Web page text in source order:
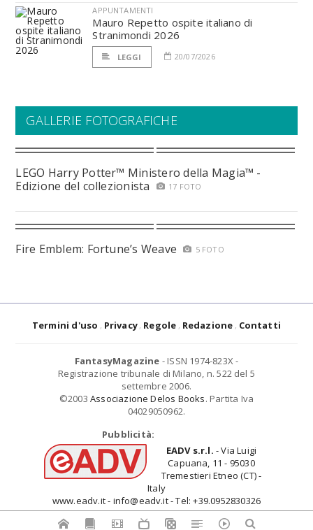
APPUNTAMENTI
Mauro Repetto ospite italiano di
Stranimondi 2026
LEGGI 20/07/2026
GALLERIE FOTOGRAFICHE
LEGO Harry Potter™ Ministero della Magia™ -
Edizione del collezionista
17 FOTO
Fire Emblem: Fortune’s Weave 5 FOTO
Termini d'uso Privacy Regole Redazione Contatti
FantasyMagazine - ISSN 1974-823X -
Registrazione tribunale di Milano, n. 522 del 5
settembre 2006.
©2003 Associazione Delos Books. Partita Iva
04029050962.
Pubblicità:
EADV s.r.l. - Via Luigi
Capuana, 11 - 95030
Tremestieri Etneo (CT) -
Italy
www.eadv.it - info@eadv.it - Tel: +39.0952830326